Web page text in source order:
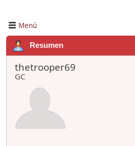
Menú
Resumen
thetrooper69
GC